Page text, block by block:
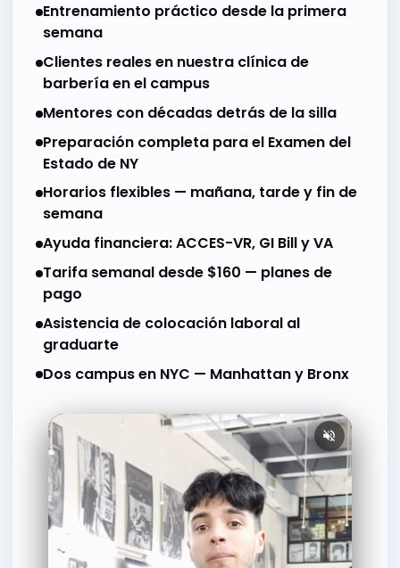
Entrenamiento práctico desde la primera
semana
Clientes reales en nuestra clínica de
barbería en el campus
Mentores con décadas detrás de la silla
Preparación completa para el Examen del
Estado de NY
Horarios flexibles — mañana, tarde y fin de
semana
Ayuda financiera: ACCES-VR, GI Bill y VA
Tarifa semanal desde $160 — planes de
pago
Asistencia de colocación laboral al
graduarte
Dos campus en NYC — Manhattan y Bronx